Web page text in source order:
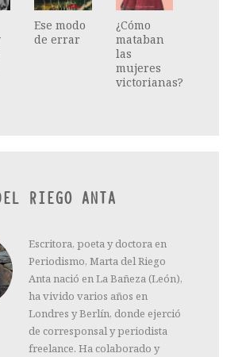
Ese modo
de errar
¿Cómo
mataban
las
mujeres
victorianas?
RIEGO ANTA
Escritora, poeta y doctora en
Periodismo, Marta del Riego
Anta nació en La Bañeza (León),
ha vivido varios años en
Londres y Berlín, donde ejerció
de corresponsal y periodista
freelance. Ha colaborado y